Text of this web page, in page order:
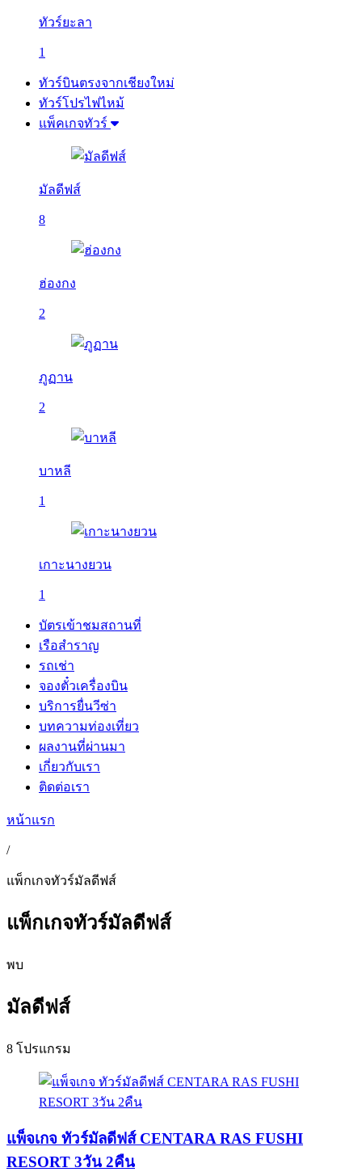
ทัวร์ยะลา
1
ทัวร์บินตรงจากเชียงใหม่
ทัวร์โปรไฟไหม้
แพ็คเกจทัวร์
มัลดีฟส์
8
ฮ่องกง
2
ภูฏาน
2
บาหลี
1
เกาะนางยวน
1
บัตรเข้าชมสถานที่
เรือสำราญ
รถเช่า
จองตั๋วเครื่องบิน
บริการยื่นวีซ่า
บทความท่องเที่ยว
ผลงานที่ผ่านมา
เกี่ยวกับเรา
ติดต่อเรา
หน้าแรก
/
แพ็กเกจทัวร์มัลดีฟส์
แพ็กเกจทัวร์มัลดีฟส์
พบ
มัลดีฟส์
8 โปรแกรม
แพ็จเกจ ทัวร์มัลดีฟส์ CENTARA RAS FUSHI
RESORT 3วัน 2คืน